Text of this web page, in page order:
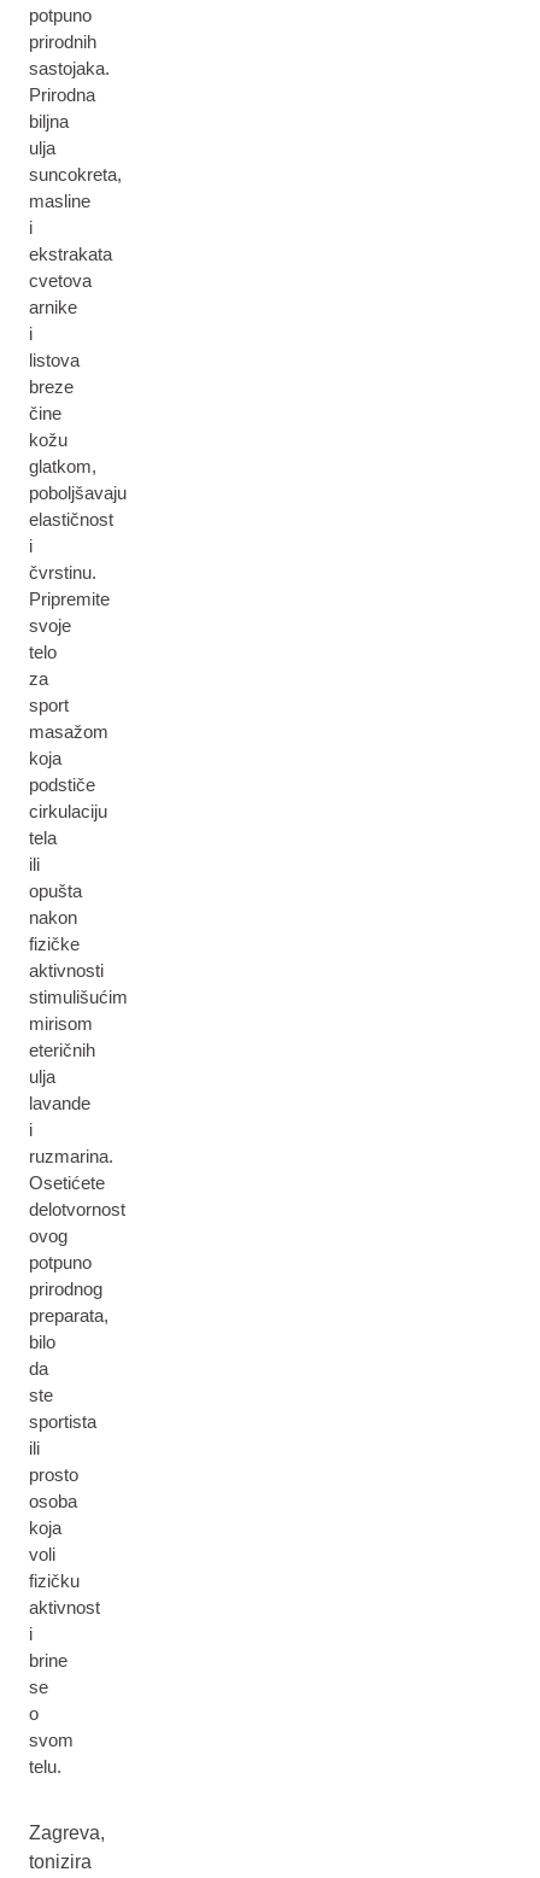
potpuno
prirodnih
sastojaka.
Prirodna
biljna
ulja
suncokreta,
masline
i
ekstrakata
cvetova
arnike
i
listova
breze
čine
kožu
glatkom,
poboljšavaju
elastičnost
i
čvrstinu.
Pripremite
svoje
telo
za
sport
masažom
koja
podstiče
cirkulaciju
tela
ili
opušta
nakon
fizičke
aktivnosti
stimulišućim
mirisom
eteričnih
ulja
lavande
i
ruzmarina.
Osetićete
delotvornost
ovog
potpuno
prirodnog
preparata,
bilo
da
ste
sportista
ili
prosto
osoba
koja
voli
fizičku
aktivnost
i
brine
se
o
svom
telu.
Zagreva,
tonizira